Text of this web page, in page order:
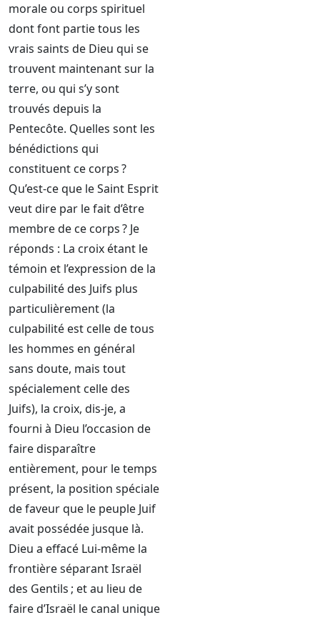
morale ou corps spirituel
dont font partie tous les
vrais saints de Dieu qui se
trouvent maintenant sur la
terre, ou qui s’y sont
trouvés depuis la
Pentecôte. Quelles sont les
bénédictions qui
constituent ce corps ?
Qu’est-ce que le Saint Esprit
veut dire par le fait d’être
membre de ce corps ? Je
réponds : La croix étant le
témoin et l’expression de la
culpabilité des Juifs plus
particulièrement (la
culpabilité est celle de tous
les hommes en général
sans doute, mais tout
spécialement celle des
Juifs), la croix, dis-je, a
fourni à Dieu l’occasion de
faire disparaître
entièrement, pour le temps
présent, la position spéciale
de faveur que le peuple Juif
avait possédée jusque là.
Dieu a effacé Lui-même la
frontière séparant Israël
des Gentils ; et au lieu de
faire d’Israël le canal unique